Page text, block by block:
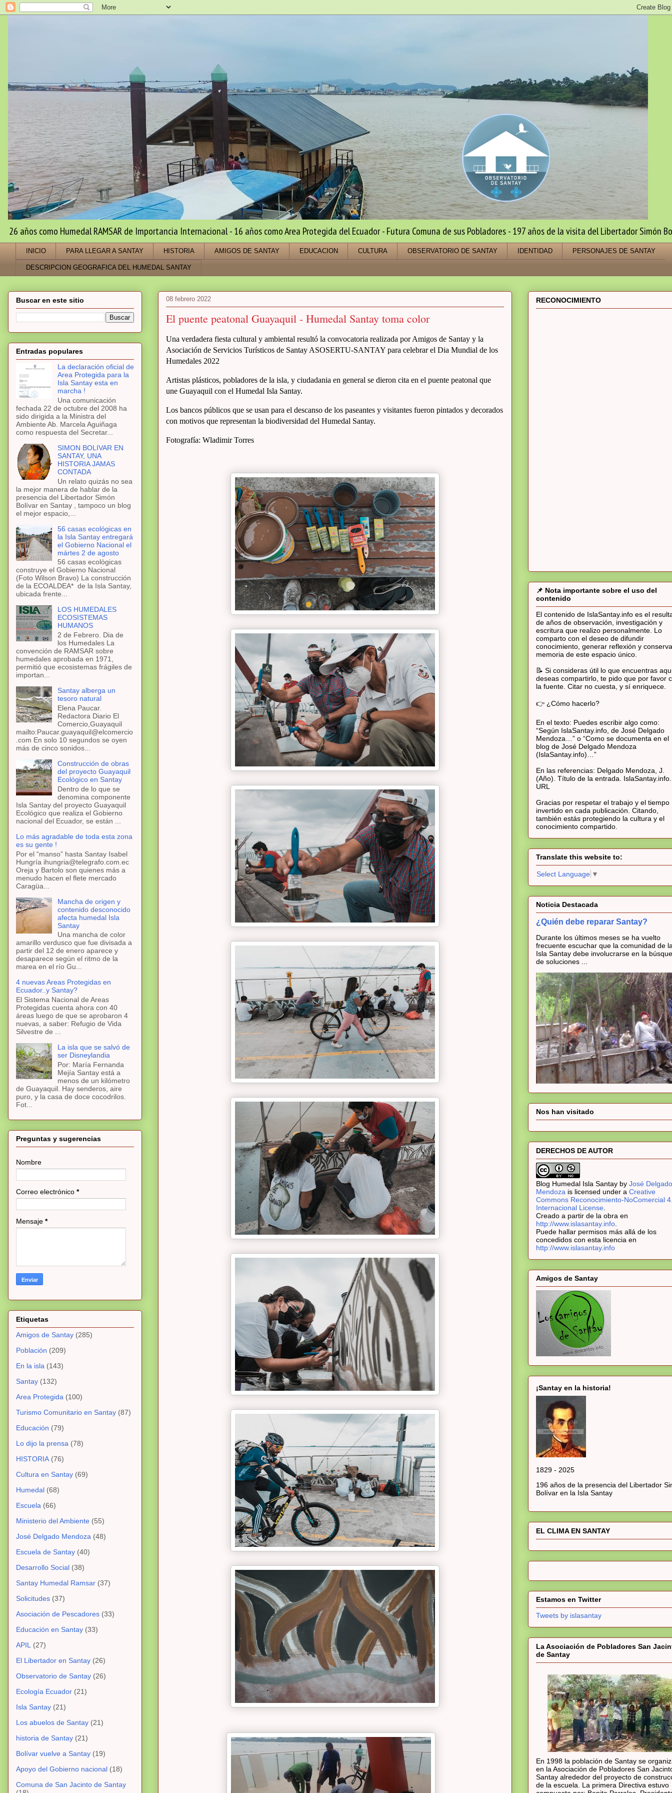
26 años como Humedal RAMSAR de Importancia Internacional - 16 años como Area Protegida del Ecuador - Futura Comuna de sus Pobladores - 197 años de la visita del Libertador Simón
INICIO PARA LLEGAR A SANTAY HISTORIA AMIGOS DE SANTAY EDUCACION CULTURA OBSERVATORIO DE SANTAY IDENTIDAD PERSONAJES DE SANTAY
DESCRIPCION GEOGRAFICA DEL HUMEDAL SANTAY
08 febrero 2022
El puente peatonal Guayaquil - Humedal Santay toma color
Una verdadera fiesta cultural y ambiental resultó la convocatoria realizada por Amigos de Santay y la
Asociación de Servicios Turísticos de Santay ASOSERTU-SANTAY para celebrar el Dia Mundial de los
Humedales 2022
Artistas plásticos, pobladores de la isla, y ciudadania en general se dieron cita en el puente peatonal que
une Guayaquil con el Humedal Isla Santay.
Los bancos públicos que se usan para el descanso de los paseantes y visitantes fueron pintados y decorados
con motivos que representan la biodiversidad del Humedal Santay.
Fotografía: Wladimir Torres
Buscar en este sitio
Entradas populares
La declaración oficial de
Area Protegida para la
Isla Santay esta en
marcha !
Una comunicación
fechada 22 de octubre del 2008 ha
sido dirigida a la Ministra del
Ambiente Ab. Marcela Aguiñaga
como respuesta del Secretar...
SIMON BOLIVAR EN
SANTAY, UNA
HISTORIA JAMAS
CONTADA
Un relato quizás no sea
la mejor manera de hablar de la
presencia del Libertador Simón
Bolívar en Santay , tampoco un blog
el mejor espacio,...
56 casas ecológicas en
la Isla Santay entregará
el Gobierno Nacional el
mártes 2 de agosto
56 casas ecològicas
construye el Gobierno Nacional
(Foto Wilson Bravo) La construcción
de la ECOALDEA* de la Isla Santay,
ubicada frente...
LOS HUMEDALES
ECOSISTEMAS
HUMANOS
2 de Febrero. Dia de
los Humedales La
convención de RAMSAR sobre
humedales aprobada en 1971,
permitió que ecosistemas frágiles de
importan...
Santay alberga un
tesoro natural
Elena Paucar.
Redactora Diario El
Comercio,Guayaquil
mailto:Paucar.guayaquil@elcomercio
.com En solo 10 segundos se oyen
más de cinco sonidos...
Construcción de obras
del proyecto Guayaquil
Ecológico en Santay
Dentro de lo que se
denomina componente
Isla Santay del proyecto Guayaquil
Ecológico que realiza el Gobierno
nacional del Ecuador, se están ...
Lo más agradable de toda esta zona
es su gente !
Por el “manso” hasta Santay Isabel
Hungría ihungria@telegrafo.com.ec
Oreja y Bartolo son quienes más a
menudo hacen el flete mercado
Caragüa...
Mancha de origen y
contenido desconocido
afecta humedal Isla
Santay
Una mancha de color
amarillo verdusco que fue divisada a
partir del 12 de enero aparece y
desaparece según el ritmo de la
marea en el río Gu...
4 nuevas Areas Protegidas en
Ecuador..y Santay?
El Sistema Nacional de Areas
Protegidas cuenta ahora con 40
áreas luego de que se aprobaron 4
nuevas, a saber: Refugio de Vida
Silvestre de ...
La isla que se salvó de
ser Disneylandia
Por: María Fernanda
Mejía Santay está a
menos de un kilómetro
de Guayaquil. Hay senderos, aire
puro, y la casa de doce cocodrilos.
Fot...
Preguntas y sugerencias
Nombre
Correo electrónico *
Mensaje *
Etiquetas
Amigos de Santay (285)
Población (209)
En la isla (143)
Santay (132)
Area Protegida (100)
Turismo Comunitario en Santay (87)
Educación (79)
Lo dijo la prensa (78)
HISTORIA (76)
Cultura en Santay (69)
Humedal (68)
Escuela (66)
Ministerio del Ambiente (55)
José Delgado Mendoza (48)
Escuela de Santay (40)
Desarrollo Social (38)
Santay Humedal Ramsar (37)
Solicitudes (37)
Asociación de Pescadores (33)
Educación en Santay (33)
APIL
(27)
El Libertador en Santay (26)
Observatorio de Santay (26)
Ecología Ecuador (21)
Isla Santay (21)
Los abuelos de Santay (21)
historia de Santay (21)
Bolívar vuelve a Santay (19)
Apoyo del Gobierno nacional (18)
Comuna de San Jacinto de Santay
RECONOCIMIENTO
📌 Nota importante sobre el uso del
contenido
El contenido de IslaSantay.info es el
de años de observación, investigación y
escritura que realizo personalmente. Lo
comparto con el deseo de difundir
conocimiento, generar reflexión y
memoria de este espacio único.
📝 Si consideras útil lo que encuentras
deseas compartirlo, te pido que por favor
la fuente. Citar no cuesta, y sí enriquece.
👉 ¿Cómo hacerlo?
En el texto: Puedes escribir algo como:
“Según IslaSantay.info, de José Delgado
Mendoza…” o “Como se documenta en el
blog de José Delgado Mendoza
(IslaSantay.info)…”
En las referencias: Delgado Mendoza, J.
(Año). Título de la entrada.
URL
Gracias por respetar el trabajo y el tiempo
invertido en cada publicación. Citando,
también estás protegiendo la cultura y el
conocimiento compartido.
Translate this website to:
Select Language ▼
Noticia Destacada
¿Quién debe reparar Santay?
Durante los últimos meses se ha vuelto
frecuente escuchar que la comunidad de
Isla Santay debe involucrarse en la
de soluciones ...
Nos han visitado
DERECHOS DE AUTOR
Blog Humedal Isla Santay by José Delgado
Mendoza is licensed under a Creative
Commons Reconocimiento-NoComercial
Internacional License
Creado a partir de la obra en
http://www.islasantay.info
Puede hallar permisos más allá de los
concedidos con esta licencia en
http://www.islasantay.info
Amigos de Santay
¡Santay en la historia!
1829 - 2025
196 años de la presencia del Libertador
Bolívar en la Isla Santay
EL CLIMA EN SANTAY
Estamos en Twitter
Tweets by islasantay
La Asociación de Pobladores San
de Santay
En 1998 la población de Santay se
en la Asociación de Pobladores San
Santay alrededor del proyecto de
de la escuela. La primera Directiva estuvo